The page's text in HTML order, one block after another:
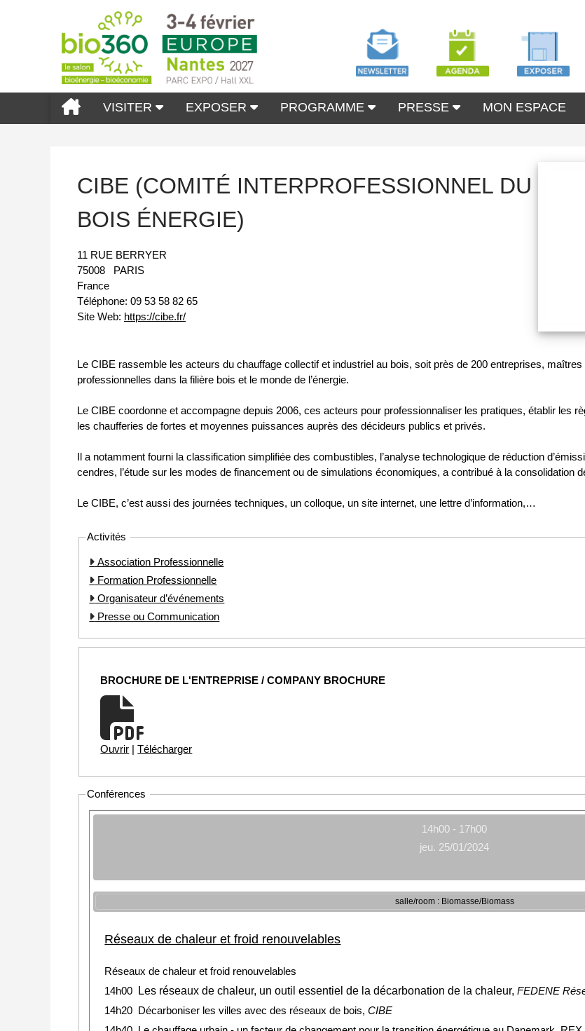
VISITER EXPOSER PROGRAMME PRESSE MON ESPACE
CIBE (COMITÉ INTERPROFESSIONNEL DU
BOIS ÉNERGIE)
11 RUE BERRYER
75008
PARIS
France
Téléphone: 09 53 58 82 65
Site Web: https://cibe.fr/
Le CIBE rassemble les acteurs du chauffage collectif et industriel au bois, soit près de 200 entreprises,
professionnelles dans la filière bois et le monde de l’énergie.
Le CIBE coordonne et accompagne depuis 2006, ces acteurs pour professionnaliser les pratiques, établir les
les chaufferies de fortes et moyennes puissances auprès des décideurs publics et privés.
Il a notamment fourni la classification simplifiée des combustibles, l’analyse technologique de réduction
cendres, l’étude sur les modes de financement ou de simulations économiques, a contribué à la consolidation
Le CIBE, c’est aussi des journées techniques, un colloque, un site internet, une lettre d’information,…
Activités
Association Professionnelle
Formation Professionnelle
Organisateur d’événements
Presse ou Communication
BROCHURE DE L'ENTREPRISE / COMPANY BROCHURE
Ouvrir | Télécharger
Conférences
14h00 - 17h00
jeu. 25/01/2024
salle/room : Biomasse/Biomass
Réseaux de chaleur et froid renouvelables
Réseaux de chaleur et froid renouvelables
14h00
Les réseaux de chaleur, un outil essentiel de la décarbonation de la chaleur,FEDENE
14h20 Décarboniser les villes avec des réseaux de bois,CIBE